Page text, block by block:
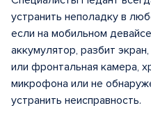
устранить неполадку в
если на мобильном
аккумулятор, разбит
или фронтальная камера,
микрофона или не
устранить неисправность.